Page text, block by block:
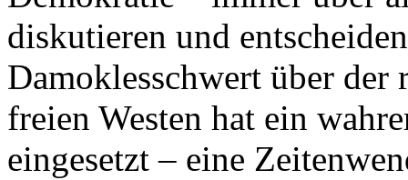
diskutieren und
Damoklesschwert über der
freien Westen hat ein
eingesetzt – eine